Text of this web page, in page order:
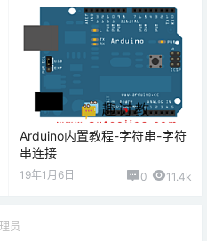
Arduino内置教程-字符串-字符
串连接
19年1月6日 0 11.4k
员